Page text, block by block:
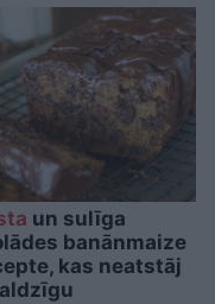
un sulīga
banānmaize
kas neatstāj